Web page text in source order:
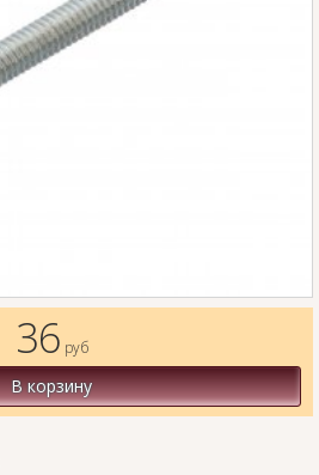
36 руб
В корзину